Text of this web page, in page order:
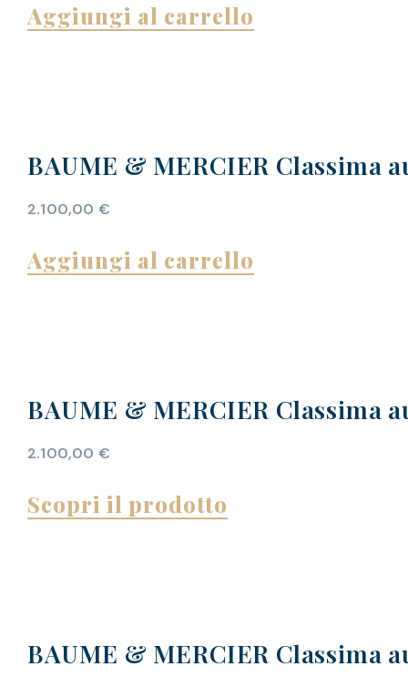
Aggiungi al carrello
BAUME & MERCIER Classima
2.100,00 €
Aggiungi al carrello
BAUME & MERCIER Classima
2.100,00 €
Scopri il prodotto
BAUME & MERCIER Classima